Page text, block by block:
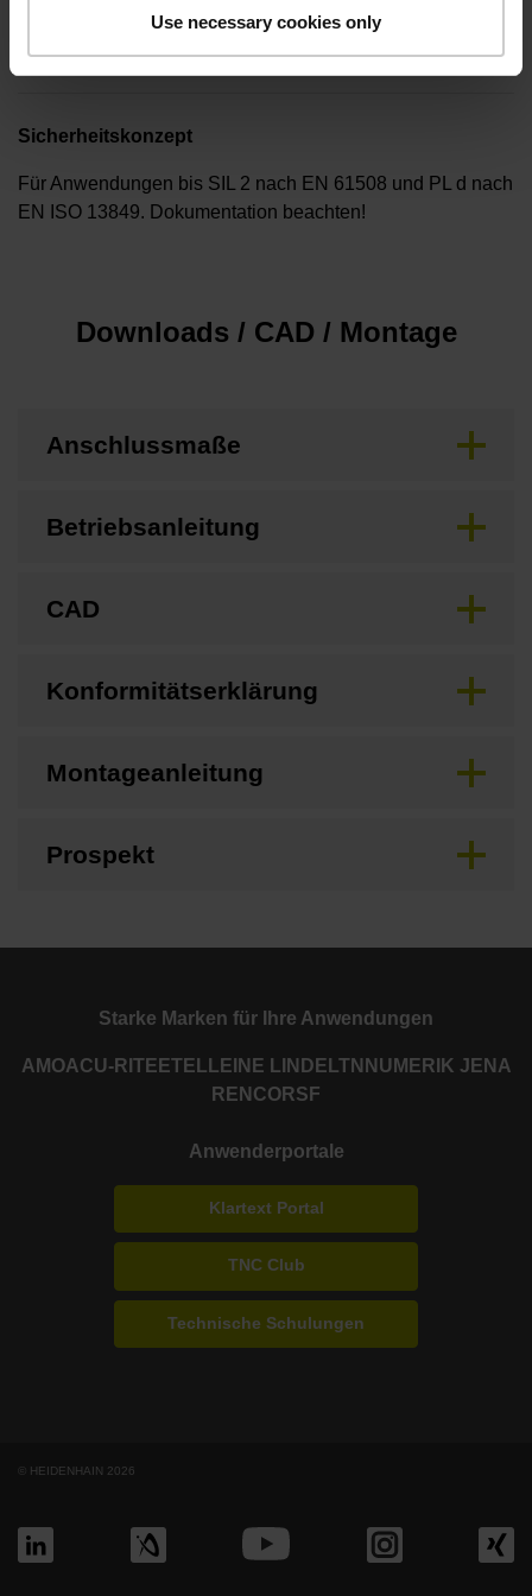
Use necessary cookies only
keine
Sicherheitskonzept
Für Anwendungen bis SIL 2 nach EN 61508 und PL d nach
EN ISO 13849. Dokumentation beachten!
Downloads / CAD / Montage
Anschlussmaße
Betriebsanleitung
CAD
Konformitätserklärung
Montageanleitung
Prospekt
Starke Marken für Ihre Anwendungen
AMOACU-RITE ETEL LEINE LINDE LTN NUMERIK JENA
RENCORSF
Anwenderportale
Klartext Portal
TNC Club
Technische Schulungen
© HEIDENHAIN 2026